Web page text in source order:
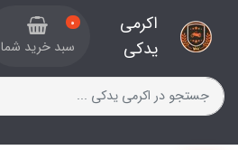
اکرمی
یدکی
0
سبد خرید شما